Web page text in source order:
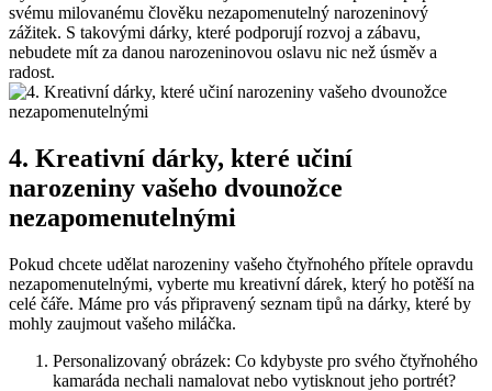
svému milovanému člověku nezapomenutelný narozeninový
zážitek. S takovými ⁢dárky, které podporují rozvoj a zábavu,
nebudete mít ⁣za ​danou narozeninovou oslavu⁤ nic než ​úsměv a
radost.
4. Kreativní dárky, které učiní
narozeniny vašeho dvounožce
nezapomenutelnými
Pokud⁤ chcete udělat narozeniny vašeho čtyřnohého přítele opravdu
nezapomenutelnými,⁣ vyberte mu kreativní dárek, který ho potěší na
celé čáře. Máme pro vás připravený ‍seznam tipů ‍na dárky, které by
mohly zaujmout vašeho ⁣miláčka.
Personalizovaný obrázek: Co kdybyste pro svého čtyřnohého
kamaráda nechali ⁢namalovat nebo vytisknout jeho portrét?